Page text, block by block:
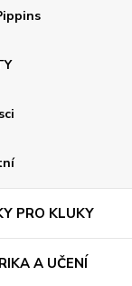
PRO KLUKY
A UČENÍ